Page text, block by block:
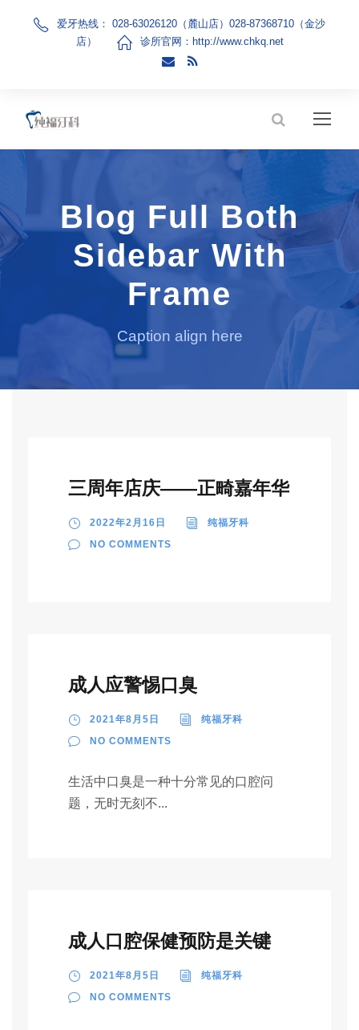
爱牙热线： 028-63026120（麓山店）028-87368710（金沙
店）
诊所官网： http://www.chkq.net
Blog Full Both
Sidebar With
Frame
Caption align here
三周年店庆——正畸嘉年华
2022年2月16日 纯福牙科
NO COMMENTS
成人应警惕口臭
2021年8月5日 纯福牙科
NO COMMENTS
生活中口臭是一种十分常见的口腔问
题，无时无刻不...
成人口腔保健预防是关键
2021年8月5日 纯福牙科
NO COMMENTS